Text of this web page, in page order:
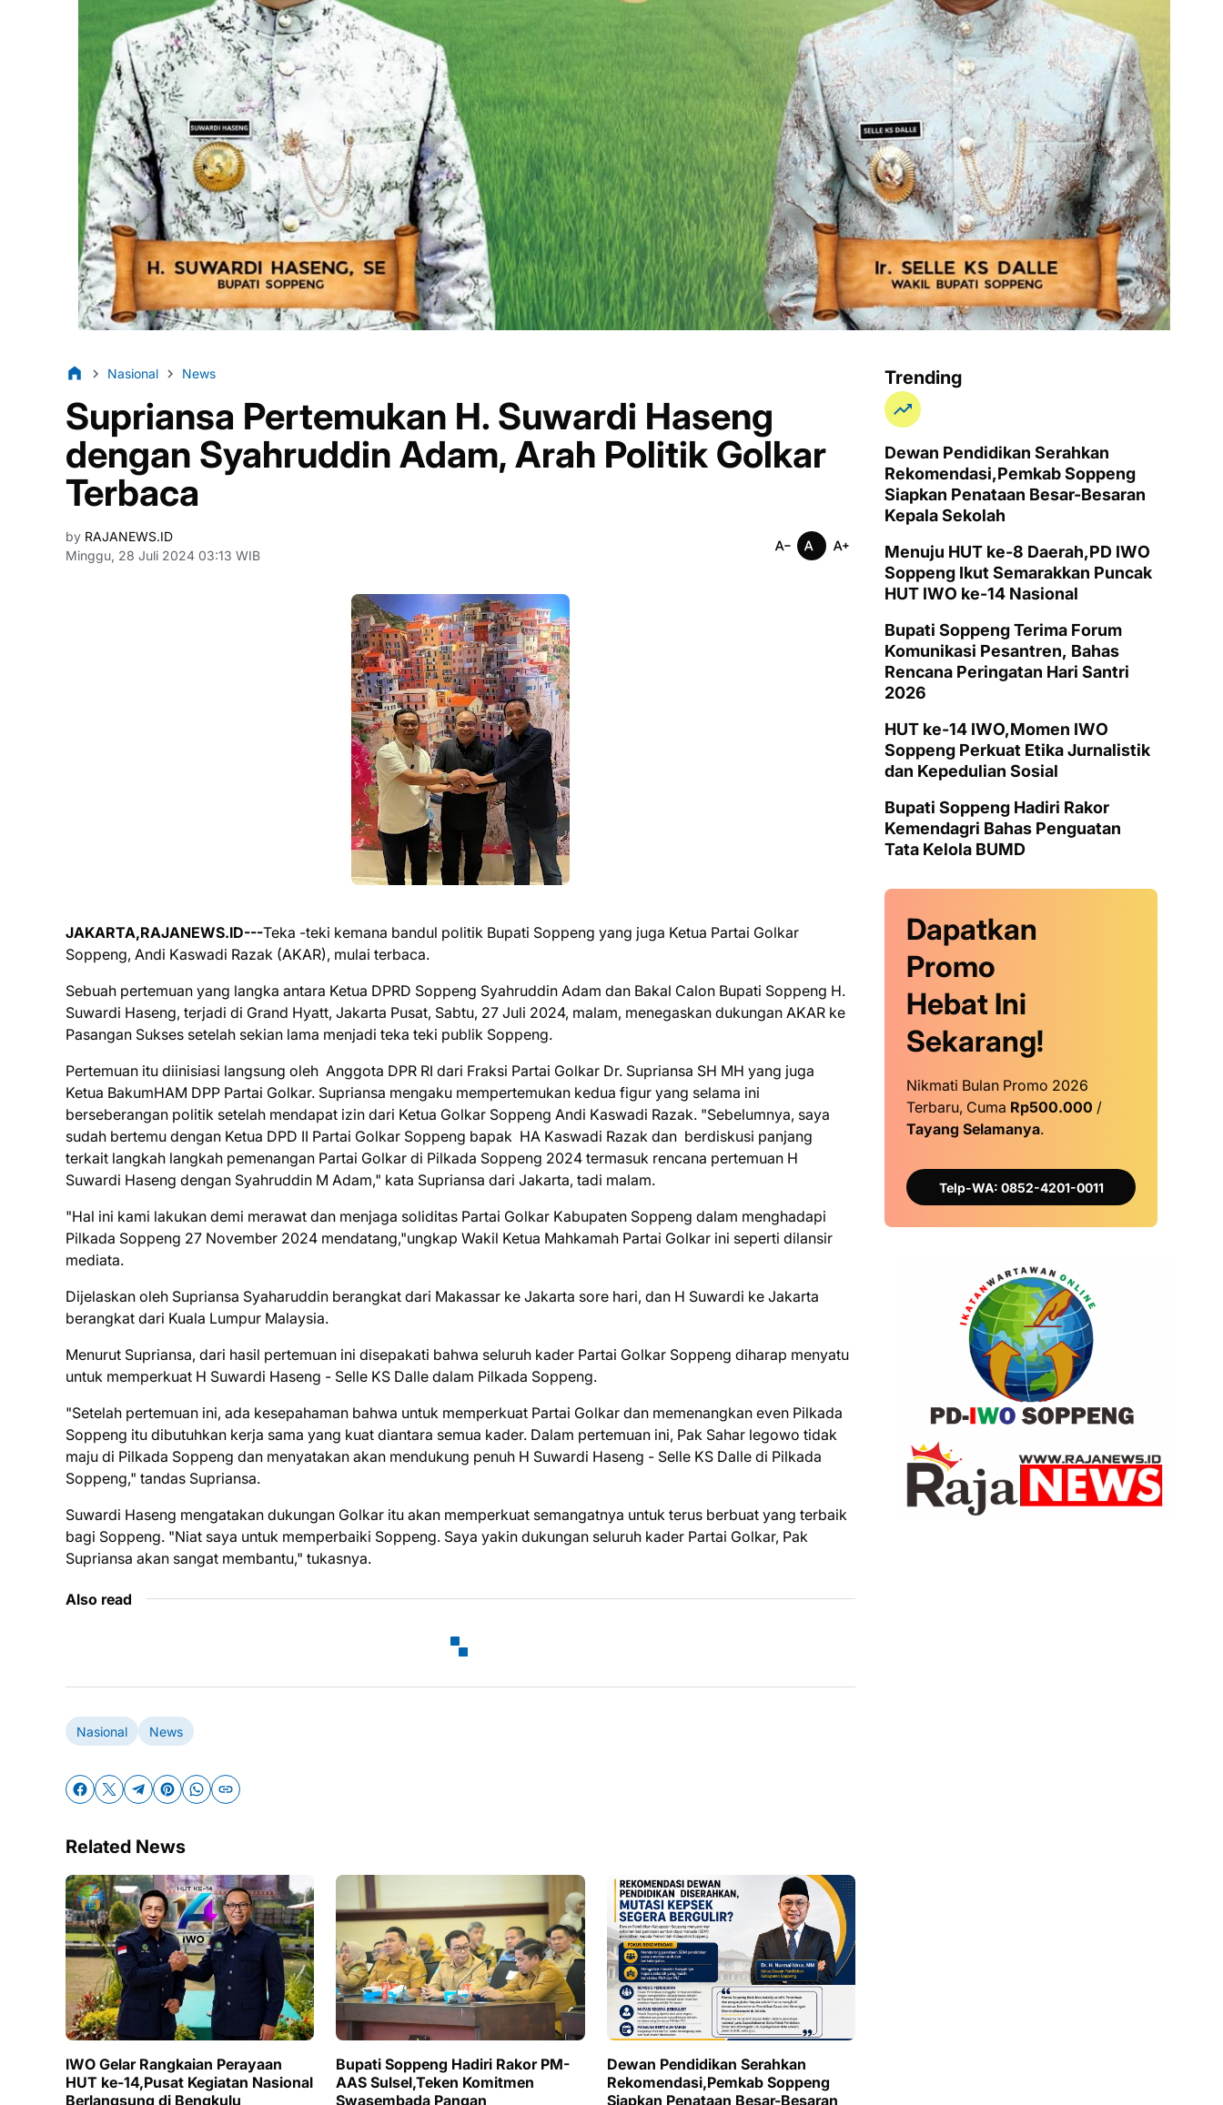
Nasional News
Supriansa Pertemukan H. Suwardi Haseng
dengan Syahruddin Adam, Arah Politik Golkar
Terbaca
by RAJANEWS.ID
Minggu, 28 Juli 2024 03:13 WIB
JAKARTA,RAJANEWS.ID---Teka -teki kemana bandul politik Bupati Soppeng yang juga Ketua Partai Golkar
Soppeng, Andi Kaswadi Razak (AKAR), mulai terbaca.
Sebuah pertemuan yang langka antara Ketua DPRD Soppeng Syahruddin Adam dan Bakal Calon Bupati Soppeng H.
Suwardi Haseng, terjadi di Grand Hyatt, Jakarta Pusat, Sabtu, 27 Juli 2024, malam, menegaskan dukungan AKAR ke
Pasangan Sukses setelah sekian lama menjadi teka teki publik Soppeng.
Pertemuan itu diinisiasi langsung oleh Anggota DPR RI dari Fraksi Partai Golkar Dr. Supriansa SH MH yang juga
Ketua BakumHAM DPP Partai Golkar. Supriansa mengaku mempertemukan kedua figur yang selama ini
berseberangan politik setelah mendapat izin dari Ketua Golkar Soppeng Andi Kaswadi Razak. "Sebelumnya, saya
sudah bertemu dengan Ketua DPD II Partai Golkar Soppeng bapak HA Kaswadi Razak dan berdiskusi panjang
terkait langkah langkah pemenangan Partai Golkar di Pilkada Soppeng 2024 termasuk rencana pertemuan H
Suwardi Haseng dengan Syahruddin M Adam," kata Supriansa dari Jakarta, tadi malam.
"Hal ini kami lakukan demi merawat dan menjaga soliditas Partai Golkar Kabupaten Soppeng dalam menghadapi
Pilkada Soppeng 27 November 2024 mendatang,"ungkap Wakil Ketua Mahkamah Partai Golkar ini seperti dilansir
mediata.
Dijelaskan oleh Supriansa Syaharuddin berangkat dari Makassar ke Jakarta sore hari, dan H Suwardi ke Jakarta
berangkat dari Kuala Lumpur Malaysia.
Menurut Supriansa, dari hasil pertemuan ini disepakati bahwa seluruh kader Partai Golkar Soppeng diharap menyatu
untuk memperkuat H Suwardi Haseng - Selle KS Dalle dalam Pilkada Soppeng.
"Setelah pertemuan ini, ada kesepahaman bahwa untuk memperkuat Partai Golkar dan memenangkan even Pilkada
Soppeng itu dibutuhkan kerja sama yang kuat diantara semua kader. Dalam pertemuan ini, Pak Sahar legowo tidak
maju di Pilkada Soppeng dan menyatakan akan mendukung penuh H Suwardi Haseng - Selle KS Dalle di Pilkada
Soppeng," tandas Supriansa.
Suwardi Haseng mengatakan dukungan Golkar itu akan memperkuat semangatnya untuk terus berbuat yang terbaik
bagi Soppeng. "Niat saya untuk memperbaiki Soppeng. Saya yakin dukungan seluruh kader Partai Golkar, Pak
Supriansa akan sangat membantu," tukasnya.
Also read
Nasional News
Related News
IWO Gelar Rangkaian Perayaan
HUT ke-14,Pusat Kegiatan Nasional
Berlangsung di Bengkulu
Bupati Soppeng Hadiri Rakor PM-
AAS Sulsel,Teken Komitmen
Swasembada Pangan
Dewan Pendidikan Serahkan
Rekomendasi,Pemkab Soppeng
Siapkan Penataan Besar-Besaran
Trending
Dewan Pendidikan Serahkan
Rekomendasi,Pemkab Soppeng
Siapkan Penataan Besar-Besaran
Kepala Sekolah
Menuju HUT ke-8 Daerah,PD IWO
Soppeng Ikut Semarakkan Puncak
HUT IWO ke-14 Nasional
Bupati Soppeng Terima Forum
Komunikasi Pesantren, Bahas
Rencana Peringatan Hari Santri
2026
HUT ke-14 IWO,Momen IWO
Soppeng Perkuat Etika Jurnalistik
dan Kepedulian Sosial
Bupati Soppeng Hadiri Rakor
Kemendagri Bahas Penguatan
Tata Kelola BUMD
Dapatkan
Promo
Hebat Ini
Sekarang!
Nikmati Bulan Promo 2026
Terbaru, Cuma Rp500.000 /
Tayang Selamanya.
Telp-WA: 0852-4201-0011